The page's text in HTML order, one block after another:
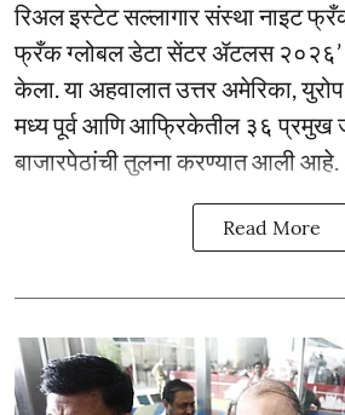
रिअल इस्टेट सल्लागार संस्था नाइट
फ्रँक ग्लोबल डेटा सेंटर ॲटलस २०२६’
केला. या अहवालात उत्तर अमेरिका,
मध्य पूर्व आणि आफ्रिकेतील ३६ प्रमुख
बाजारपेठांची तुलना करण्यात आली आहे.
Read More